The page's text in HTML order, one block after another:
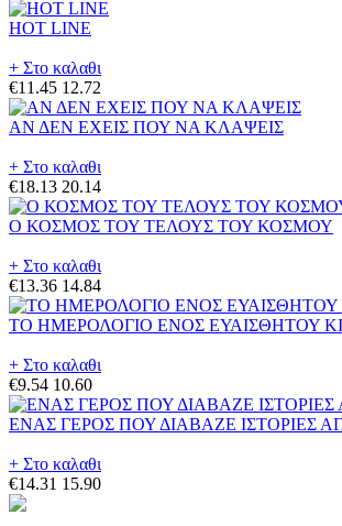
HOT LINE
+ Στο καλαθι
€11.45 12.72
ΑΝ ΔΕΝ ΕΧΕΙΣ ΠΟΥ ΝΑ ΚΛΑΨΕΙΣ
+ Στο καλαθι
€18.13 20.14
Ο ΚΟΣΜΟΣ ΤΟΥ ΤΕΛΟΥΣ ΤΟΥ ΚΟΣΜΟΥ
+ Στο καλαθι
€13.36 14.84
ΤΟ ΗΜΕΡΟΛΟΓΙΟ ΕΝΟΣ ΕΥΑΙΣΘΗΤΟΥ
+ Στο καλαθι
€9.54 10.60
ΕΝΑΣ ΓΕΡΟΣ ΠΟΥ ΔΙΑΒΑΖΕ ΙΣΤΟΡΙΕΣ
+ Στο καλαθι
€14.31 15.90